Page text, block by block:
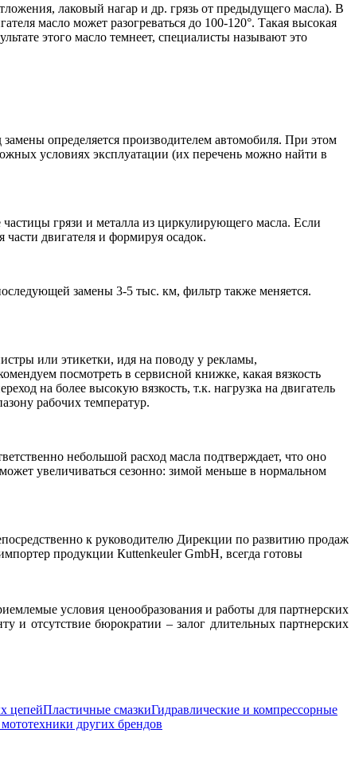
лаковый нагар и др. грязь от предыдущего масла). В
масло может разогреваться до 100-120°. Такая высокая
этого масло темнеет, специалисты называют это
определяется производителем автомобиля. При этом
условиях эксплуатации (их перечень можно найти в
грязи и металла из циркулирующего масла. Если
части двигателя и формируя осадок.
замены 3-5 тыс. км, фильтр также меняется.
или этикетки, идя на поводу у рекламы,
посмотреть в сервисной книжке, какая вязкость
на более высокую вязкость, т.к. нагрузка на двигатель
рабочих температур.
небольшой расход масла подтверждает, что оно
увеличиваться сезонно: зимой меньше в нормальном
к руководителю Дирекции по развитию продаж
продукции Кuttenkeuler GmbH, всегда готовы
условия ценообразования и работы для партнерских
отсутствие бюрократии – залог длительных партнерских
цепейПластичные смазкиГидравлические и компрессорные
других брендов